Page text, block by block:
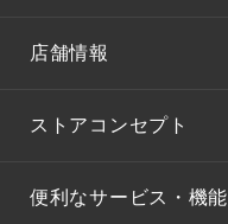
店舗情報
ストアコンセプト
便利なサービス・機能